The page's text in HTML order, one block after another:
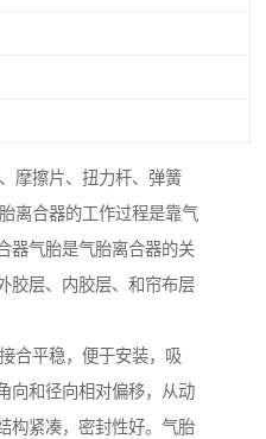
摩擦片、扭力杆、弹簧
离合器的工作过程是靠气
器气胎是气胎离合器的关
胶层、内胶层、和帘布层
合平稳，便于安装，吸
向和径向相对偏移，从动
构紧凑，密封性好。气胎